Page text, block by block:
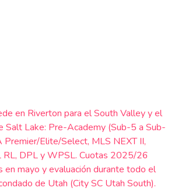
en Riverton para el South Valley y el
Salt Lake: Pre-Academy (Sub-5 a Sub-
Elite/Select, MLS NEXT II,
RL, DPL y WPSL. Cuotas 2025/26
en mayo y evaluación durante todo el
de Utah (City SC Utah South).